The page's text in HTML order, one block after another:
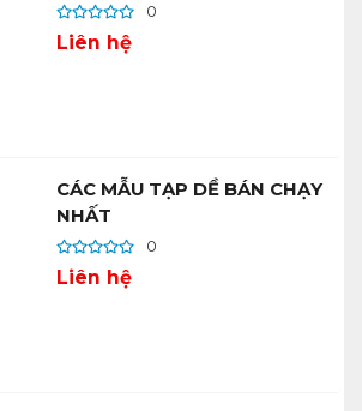
0
Liên hệ
CÁC MẪU TẠP DỀ BÁN CHẠY
NHẤT
0
Liên hệ